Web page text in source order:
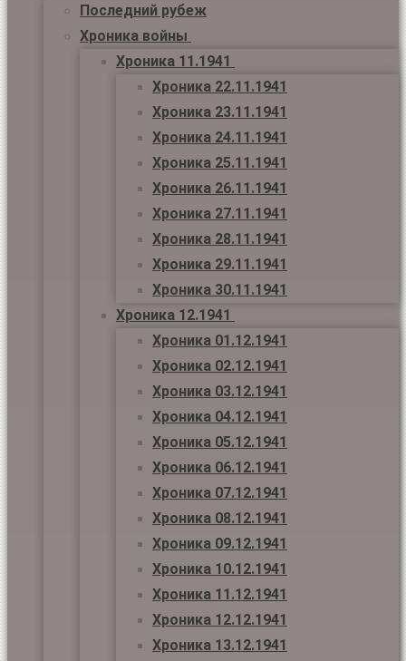
Последний рубеж
Хроника войны
Хроника 11.1941
Хроника 22.11.1941
Хроника 23.11.1941
Хроника 24.11.1941
Хроника 25.11.1941
Хроника 26.11.1941
Хроника 27.11.1941
Хроника 28.11.1941
Хроника 29.11.1941
Хроника 30.11.1941
Хроника 12.1941
Хроника 01.12.1941
Хроника 02.12.1941
Хроника 03.12.1941
Хроника 04.12.1941
Хроника 05.12.1941
Хроника 06.12.1941
Хроника 07.12.1941
Хроника 08.12.1941
Хроника 09.12.1941
Хроника 10.12.1941
Хроника 11.12.1941
Хроника 12.12.1941
Хроника 13.12.1941